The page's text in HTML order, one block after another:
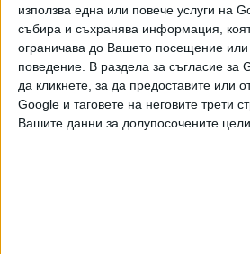
използва една или повече услуги на
събира и съхранява информация,
ограничава до Вашето посещение или
поведение. В раздела за съгласие за
да кликнете, за да предоставите или
Google и таговете на неговите трети
Вашите данни за долупосочените
Още новини по темата
Кьовеши влезе в
министерство
19 Юни 2025